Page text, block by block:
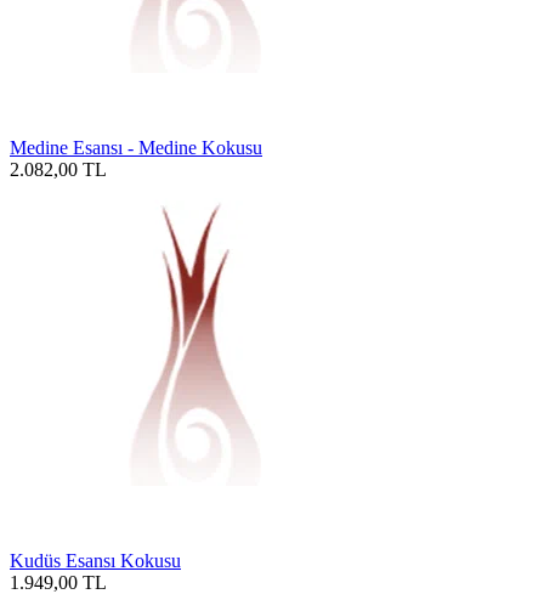
Medine Esansı - Medine Kokusu
2.082,00 TL
Kudüs Esansı Kokusu
1.949,00 TL